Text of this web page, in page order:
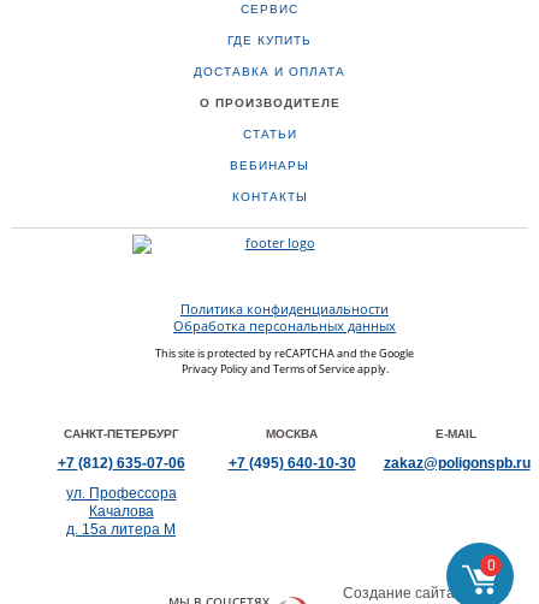
СЕРВИС
ГДЕ КУПИТЬ
ДОСТАВКА И ОПЛАТА
О ПРОИЗВОДИТЕЛЕ
СТАТЬИ
ВЕБИНАРЫ
КОНТАКТЫ
Политика конфиденциальности
Обработка персональных данных
This site is protected by reCAPTCHA and the Google
Privacy Policyand Terms of Serviceapply.
САНКТ-ПЕТЕРБУРГ
+7 (812)635-07-06
ул. Профессора
Качалова
д. 15а литера М
МОСКВА
+7 (495)640-10-30
E-MAIL
zakaz@poligonspb.ru
Создание сайта —
0